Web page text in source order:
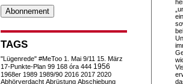
TAGS
"Lügenrede" #MeToo 1. Mai 9/11 15. März
17-Punkte-Plan 99 168 óra 444 1956
1968er 1989 1989/90 2016 2017 2020
Abhörverdacht Abrüstung Abschiebung